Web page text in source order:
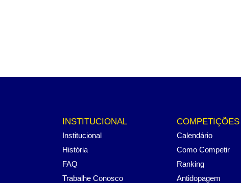
INSTITUCIONAL
Institucional
História
FAQ
Trabalhe Conosco
COMPETIÇÕES
Calendário
Como Competir
Ranking
Antidopagem